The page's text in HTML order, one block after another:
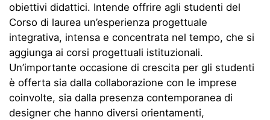
obiettivi didattici. Intende offrire agli studenti del
Corso di laurea un’esperienza progettuale
integrativa, intensa e concentrata nel tempo, che si
aggiunga ai corsi progettuali istituzionali.
Un’importante occasione di crescita per gli studenti
è offerta sia dalla collaborazione con le imprese
coinvolte, sia dalla presenza contemporanea di
designer che hanno diversi orientamenti,